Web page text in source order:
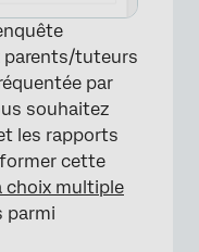
parents/tuteurs
par
souhaitez
les rapports
cette
choix multiple
parmi